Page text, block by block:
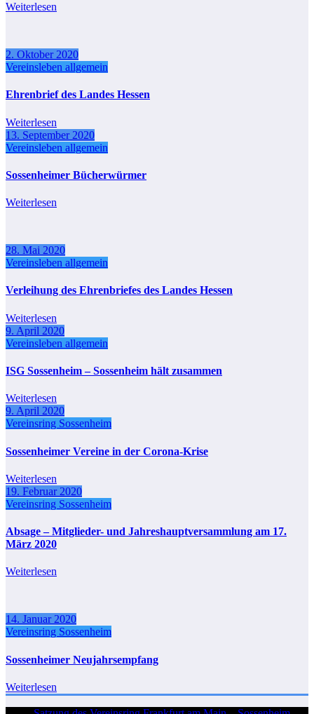
Weiterlesen
2. Oktober 2020
Vereinsleben allgemein
Ehrenbrief des Landes Hessen
Weiterlesen
13. September 2020
Vereinsleben allgemein
Sossenheimer Bücherwürmer
Weiterlesen
28. Mai 2020
Vereinsleben allgemein
Verleihung des Ehrenbriefes des Landes Hessen
Weiterlesen
9. April 2020
Vereinsleben allgemein
ISG Sossenheim – Sossenheim hält zusammen
Weiterlesen
9. April 2020
Vereinsring Sossenheim
Sossenheimer Vereine in der Corona-Krise
Weiterlesen
19. Februar 2020
Vereinsring Sossenheim
Absage – Mitglieder- und Jahreshauptversammlung am 17.
März 2020
Weiterlesen
14. Januar 2020
Vereinsring Sossenheim
Sossenheimer Neujahrsempfang
Weiterlesen